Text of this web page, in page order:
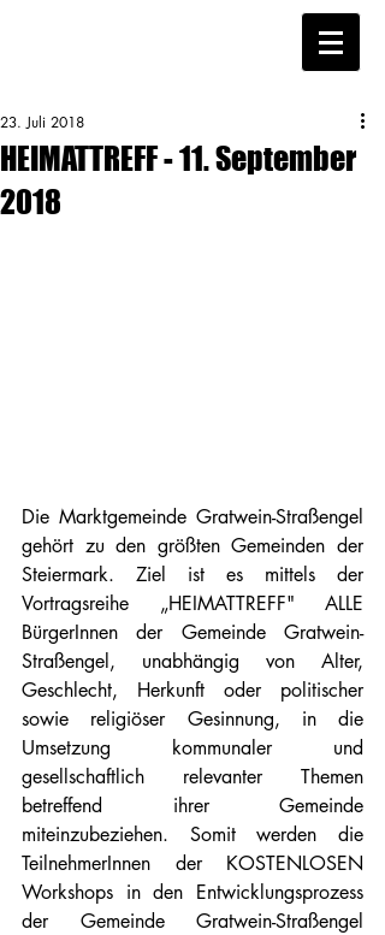
HEIMATTREFF - 11. September
2018
23. Juli 2018
Die Marktgemeinde Gratwein-Straßengel
gehört zu den größten Gemeinden der
Steiermark. Ziel ist es mittels der
Vortragsreihe „HEIMATTREFF" ALLE
BürgerInnen der Gemeinde Gratwein-
Straßengel, unabhängig von Alter,
Geschlecht, Herkunft oder politischer
sowie religiöser Gesinnung, in die
Umsetzung kommunaler und
gesellschaftlich relevanter Themen
betreffend ihrer Gemeinde
miteinzubeziehen. Somit werden die
TeilnehmerInnen der KOSTENLOSEN
Workshops in den Entwicklungsprozess
der Gemeinde Gratwein-Straßengel